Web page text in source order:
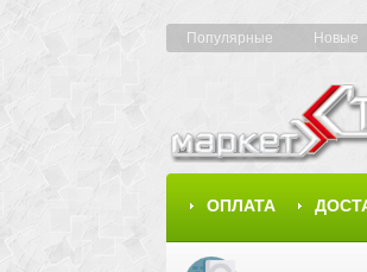
Популярные Новые
ОПЛАТА
КАРТА САЙТА